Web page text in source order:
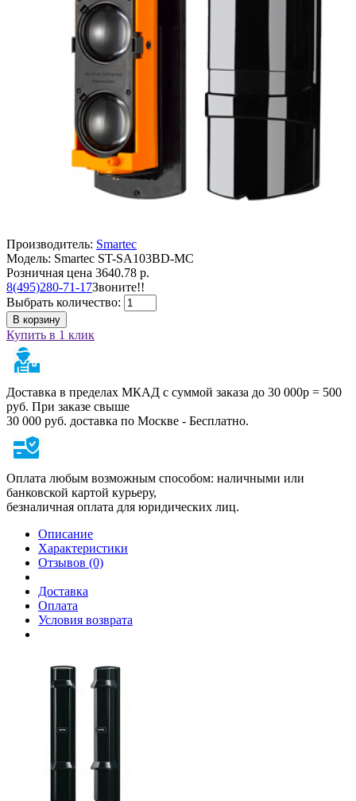
Производитель: Smartec
Модель: Smartec ST-SA103BD-MC
Розничная цена 3640.78 р.
8(495)280-71-17Звоните!!
Выбрать количество:
В корзину
Купить в 1 клик
Доставка в пределах МКАД с суммой заказа до 30 000р = 500
руб. При заказе свыше
30 000 руб. доставка по Москве - Бесплатно.
Оплата любым возможным способом: наличными или
банковской картой курьеру,
безналичная оплата для юридических лиц.
Описание
Характеристики
Отзывов (0)
Доставка
Оплата
Условия возврата